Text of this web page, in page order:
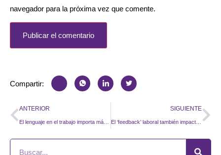
navegador para la próxima vez que comente.
Compartir:
ANTERIOR SIGUIENTE
El ‘feedback’ laboral también impacta en la salud mental (aunque no lo parezca